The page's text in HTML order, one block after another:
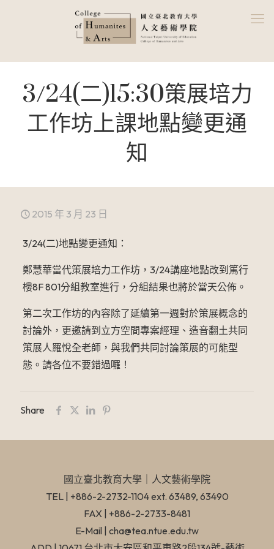
3/24(二)15:30策展培力
工作坊上課地點變更通
知
2015 年 3 月 23 日
3/24(二)地點變更通知：
鄭慧華當代策展培力工作坊，3/24講座地點改到篤行
樓8F 801分組教室進行，分組結果也將於當天公佈。
第二次工作坊的內容除了延續第一週對於策展概念的
討論外，更邀請到立方空間專案經理、造音翻土共同
策展人羅悅全老師，與我們共同討論策展的可能型
態。請各位不要錯過囉！
Share
國立臺北教育大學​｜人文藝術學院
TEL | +886-2-2732-1104 ext. 63489, 63490
FAX | +886-2-2733-8481
E-Mail | cha@tea.ntue.edu.tw